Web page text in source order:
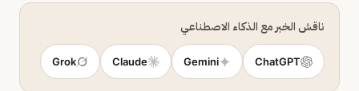
ناقش الخبر مع الذكاء الاصطناعي
ChatGPT
Gemini
Claude
Grok